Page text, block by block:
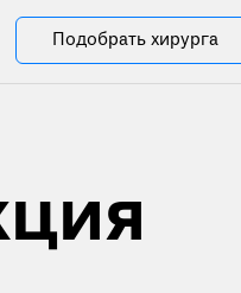
Подобрать хирурга